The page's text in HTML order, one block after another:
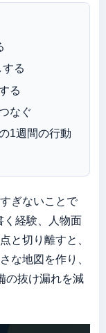
る
る
なぐ
1週間の行動
ぎないことで
く経験、人物面
と切り離すと、
な地図を作り、
の抜け漏れを減